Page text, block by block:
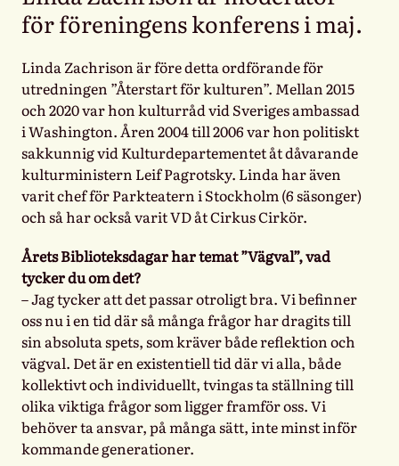
för föreningens konferens i maj.
Linda Zachrison är före detta ordförande för
utredningen ”Återstart för kulturen”. Mellan 2015
och 2020 var hon kulturråd vid Sveriges ambassad
i Washington. Åren 2004 till 2006 var hon politiskt
sakkunnig vid Kulturdepartementet åt dåvarande
kulturministern Leif Pagrotsky. Linda har även
varit chef för Parkteatern i Stockholm (6 säsonger)
och så har också varit VD åt Cirkus Cirkör.
Årets Biblioteksdagar har temat ”Vägval”, vad
tycker du om det?
– Jag tycker att det passar otroligt bra. Vi befinner
oss nu i en tid där så många frågor har dragits till
sin absoluta spets, som kräver både reflektion och
vägval. Det är en existentiell tid där vi alla, både
kollektivt och individuellt, tvingas ta ställning till
olika viktiga frågor som ligger framför oss. Vi
behöver ta ansvar, på många sätt, inte minst inför
kommande generationer.